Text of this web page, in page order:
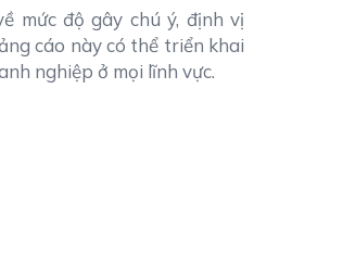
mức độ gây chú ý, định vị
cáo này có thể triển khai
nghiệp ở mọi lĩnh vực.